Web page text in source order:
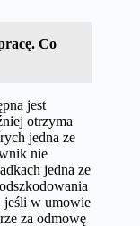
Co
jest
otrzyma
jedna ze
nie
jedna ze
jeśli w umowie
za odmowę